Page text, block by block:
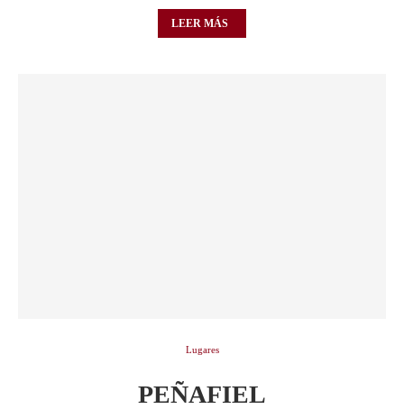
LEER MÁS
Lugares
PEÑAFIEL